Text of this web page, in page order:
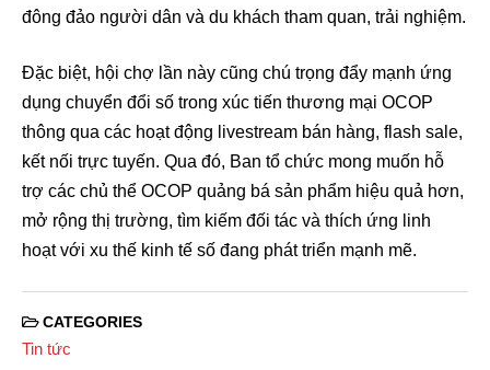
đông đảo người dân và du khách tham quan, trải nghiệm.
Đặc biệt, hội chợ lần này cũng chú trọng đẩy mạnh ứng
dụng chuyển đổi số trong xúc tiến thương mại OCOP
thông qua các hoạt động livestream bán hàng, flash sale,
kết nối trực tuyến. Qua đó, Ban tổ chức mong muốn hỗ
trợ các chủ thể OCOP quảng bá sản phẩm hiệu quả hơn,
mở rộng thị trường, tìm kiếm đối tác và thích ứng linh
hoạt với xu thế kinh tế số đang phát triển mạnh mẽ.
CATEGORIES
Tin tức